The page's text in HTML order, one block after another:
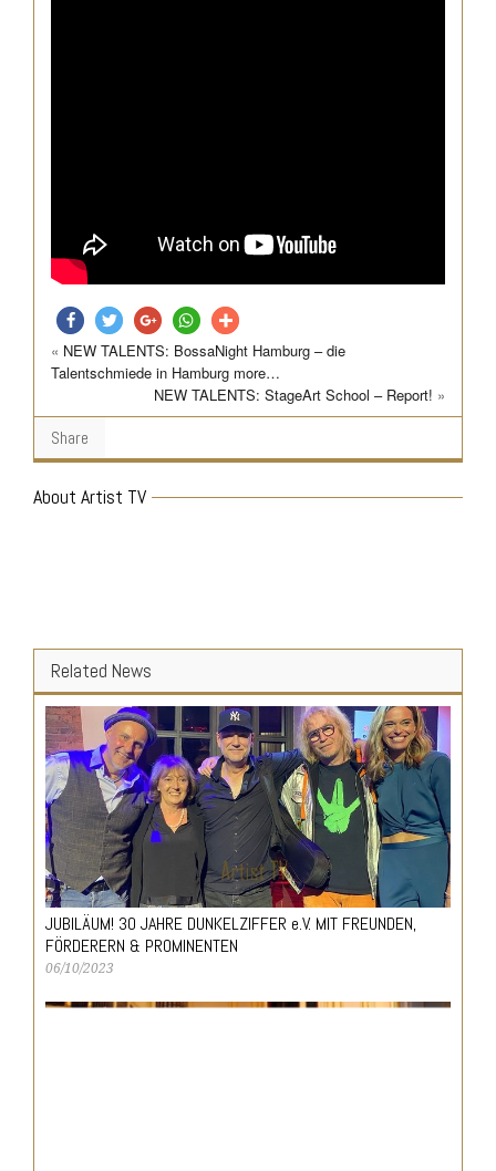
teilen twitternteilen teilen teilen
« NEW TALENTS: BossaNight Hamburg – die
Talentschmiede in Hamburg more…
NEW TALENTS: StageArt School – Report! »
Share
About Artist TV
Related News
JUBILÄUM! 30 JAHRE DUNKELZIFFER e.V. MIT FREUNDEN,
FÖRDERERN & PROMINENTEN
06/10/2023